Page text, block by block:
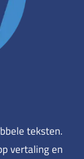
teksten.
vertaling en